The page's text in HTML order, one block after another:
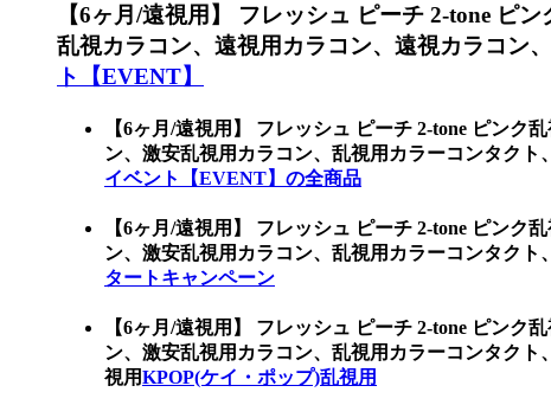
【6ヶ月/遠視用】 フレッシュ ピーチ 2-tone ピン
乱視カラコン、遠視用カラコン、遠視カラコン
ト【EVENT】
【6ヶ月/遠視用】 フレッシュ ピーチ 2-tone ピンク乱
ン、激安乱視用カラコン、乱視用カラーコンタク
イベント【EVENT】の全商品
【6ヶ月/遠視用】 フレッシュ ピーチ 2-tone ピンク乱
ン、激安乱視用カラコン、乱視用カラーコンタク
タートキャンペーン
【6ヶ月/遠視用】 フレッシュ ピーチ 2-tone ピンク乱
ン、激安乱視用カラコン、乱視用カラーコンタク
視用KPOP(ケイ・ポップ)乱視用